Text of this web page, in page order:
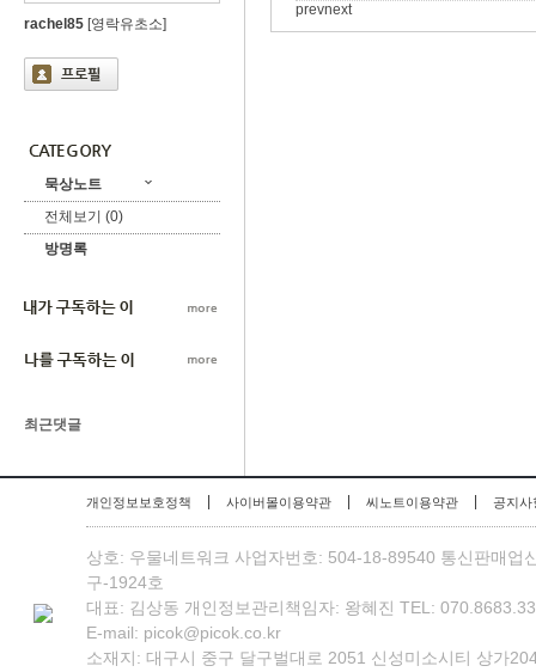
rachel85 [영락유초소]
묵상노트
전체보기 (0)
방명록
최근댓글
prevnext
개인정보보호정책 사이버몰이용약관 씨노트이용약관 공지사
상호: 우물네트워크 사업자번호: 504-18-89540 통신판매업
구-1924호
대표: 김상동 개인정보관리책임자: 왕혜진 TEL:
E-mail: picok@picok.co.kr
소재지: 대구시 중구 달구벌대로 2051 신성미소시티 상가